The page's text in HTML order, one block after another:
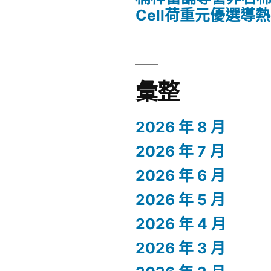
Cell荷重元優選導
彙整
2026 年 8 月
2026 年 7 月
2026 年 6 月
2026 年 5 月
2026 年 4 月
2026 年 3 月